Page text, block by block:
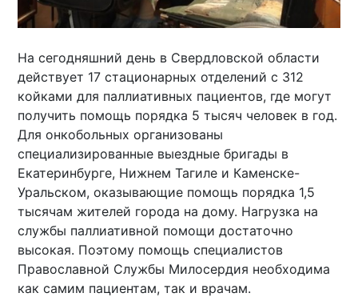
На сегодняшний день в Свердловской области
действует 17 стационарных отделений с 312
койками для паллиативных пациентов, где могут
получить помощь порядка 5 тысяч человек в год.
Для онкобольных организованы
специализированные выездные бригады в
Екатеринбурге, Нижнем Тагиле и Каменске-
Уральском, оказывающие помощь порядка 1,5
тысячам жителей города на дому. Нагрузка на
службы паллиативной помощи достаточно
высокая. Поэтому помощь специалистов
Православной Службы Милосердия необходима
как самим пациентам, так и врачам.